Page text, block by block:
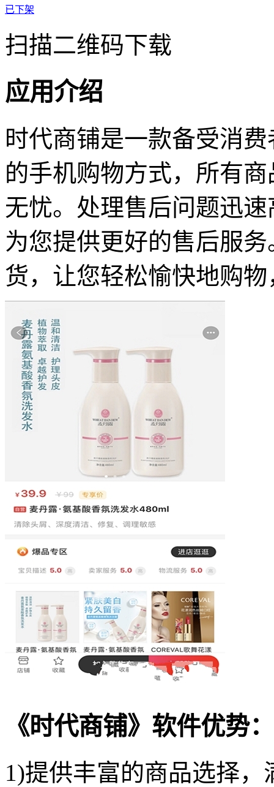
已下架
扫描二维码下载
应用介绍
时代商铺是一款备受消
的手机购物方式，所有
无忧。处理售后问题迅
为您提供更好的售后服
货，让您轻松愉快地购
《时代商铺》软件优势：
1)提供丰富的商品选择